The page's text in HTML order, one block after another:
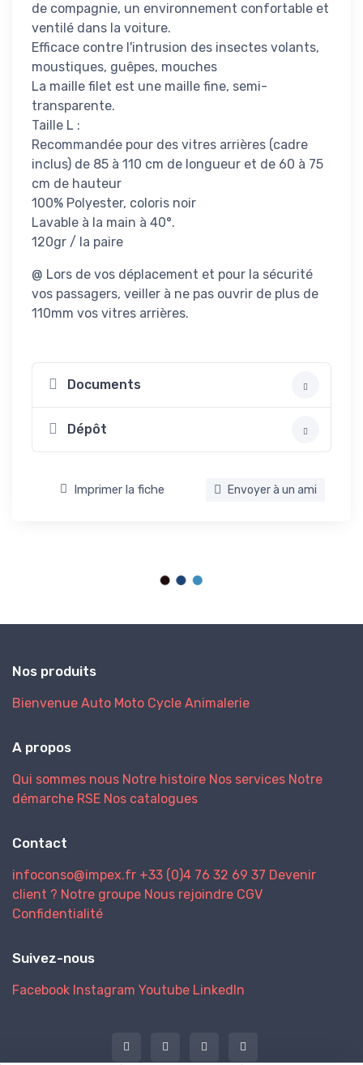
de compagnie, un environnement confortable et
ventilé dans la voiture.
Efficace contre l'intrusion des insectes volants,
moustiques, guêpes, mouches
La maille filet est une maille fine, semi-
transparente.
Taille L :
Recommandée pour des vitres arrières (cadre
inclus) de 85 à 110 cm de longueur et de 60 à 75
cm de hauteur
100% Polyester, coloris noir
Lavable à la main à 40°.
120gr / la paire
@ Lors de vos déplacement et pour la sécurité
vos passagers, veiller à ne pas ouvrir de plus de
110mm vos vitres arrières.
Documents
Dépôt
Imprimer la fiche Envoyer à un ami
Nos produits
Bienvenue Auto Moto Cycle Animalerie
A propos
Qui sommes nous Notre histoire Nos services Notre
démarche RSE Nos catalogues
Contact
infoconso@impex.fr +33 (0)4 76 32 69 37 Devenir
client ? Notre groupe Nous rejoindre CGV
Confidentialité
Suivez-nous
Facebook Instagram Youtube LinkedIn